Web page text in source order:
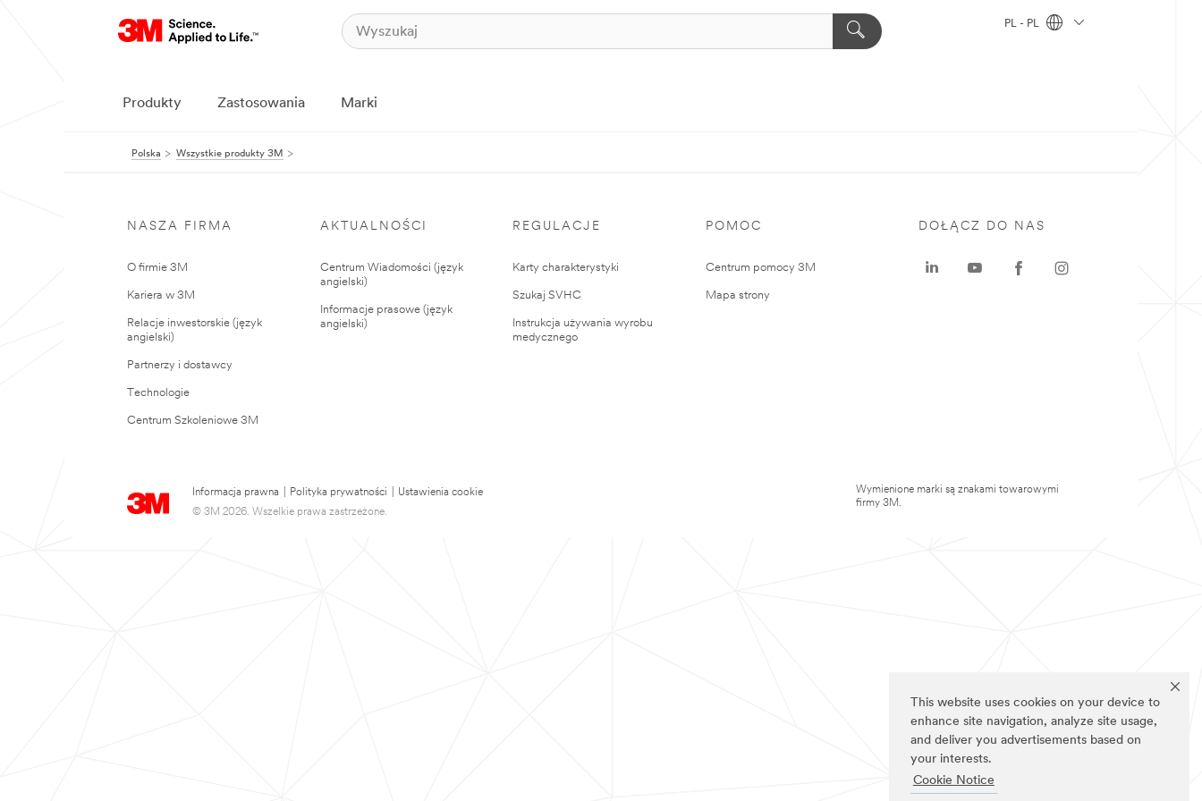
This website uses cookies on your device to
enhance site navigation, analyze site usage,
and deliver you advertisements based on
your interests.
Cookie Notice
PL - PL
Produkty Zastosowania Marki
Polska Wszystkie produkty 3M
NASZA FIRMA
O firmie 3M
Kariera w 3M
Relacje inwestorskie (język
angielski)
Partnerzy i dostawcy
Technologie
Centrum Szkoleniowe 3M
AKTUALNOŚCI
Centrum Wiadomości (język
angielski)
Informacje prasowe (język
angielski)
REGULACJE
Karty charakterystyki
Szukaj SVHC
Instrukcja używania wyrobu
medycznego
POMOC
Centrum pomocy 3M
Mapa strony
Informacja prawna Polityka prywatności
Ustawienia cookie
© 3M 2026. Wszelkie prawa zastrzeżone.
DOŁĄCZ DO NAS
Wymienione marki są znakami towarowymi
firmy 3M.